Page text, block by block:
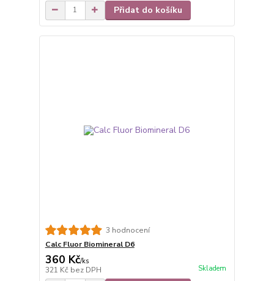
Přidat do košíku
3 hodnocení
Calc Fluor Biomineral D6
360 Kč/ks
321 Kč bez DPH Skladem